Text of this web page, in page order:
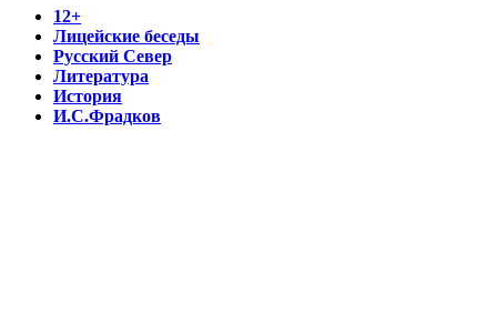
12+
Лицейские беседы
Русский Север
Литература
История
И.С.Фрадков